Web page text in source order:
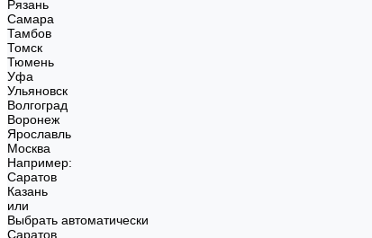
Рязань
Самара
Тамбов
Томск
Тюмень
Уфа
Ульяновск
Волгоград
Воронеж
Ярославль
Москва
Например:
Саратов
Казань
или
Выбрать автоматически
Саратов